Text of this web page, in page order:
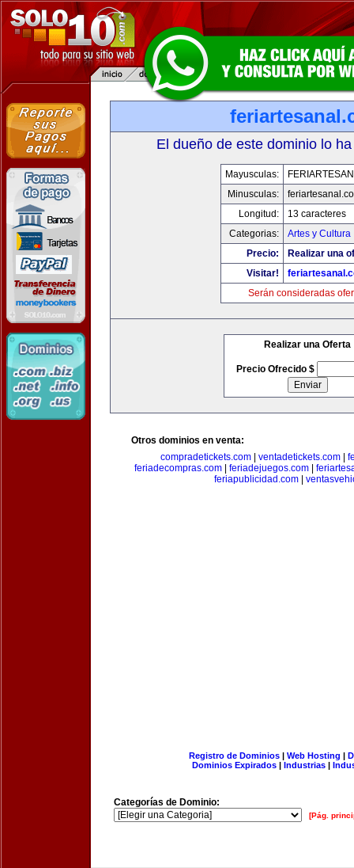
El dueño de este dominio lo
Mayusculas:
Minusculas:
Longitud:
13 caracteres
Categorias:
Artes y Cultura
Precio:
Realizar una
Visitar!
Serán consideradas
Realizar una Oferta
Precio Ofrecido $
Otros dominios en venta:
compradetickets.com| ventadetickets.com|
feriadecompras.com| feriadejuegos.com|
feriapublicidad.com
Registro de Dominios| Web Hosting |
Dominios Expirados | Industrias |
Categorías de Dominio:
[Pág.